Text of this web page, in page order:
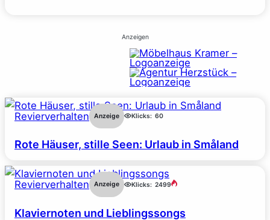
Anzeigen
Revierverhalten Anzeige Klicks: 60
Rote Häuser, stille Seen: Urlaub in Småland
Revierverhalten Anzeige Klicks: 2499
Klaviernoten und Lieblingssongs